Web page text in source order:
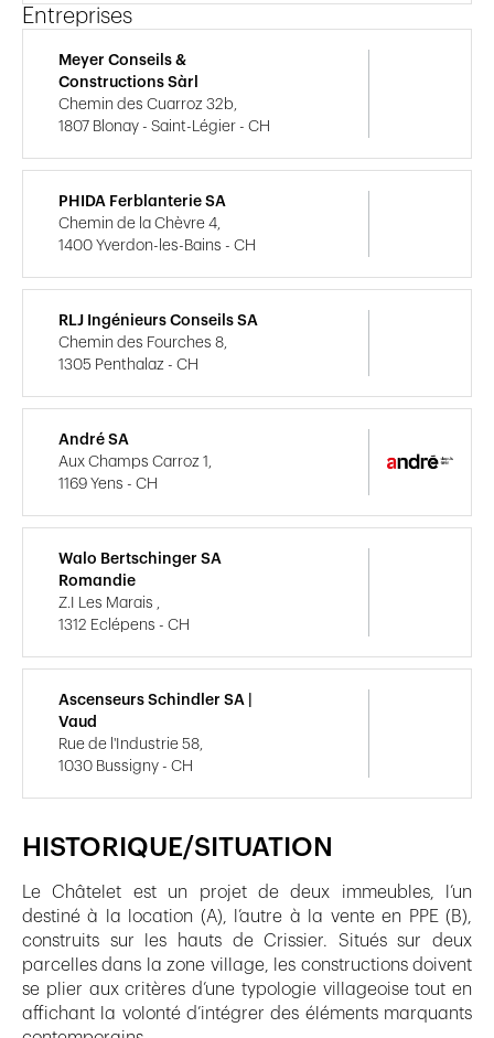
HISTORIQUE/SITUATION
Le Châtelet est un projet de deux immeubles, l’un
destiné à la location (A), l’autre à la vente en PPE (B),
construits sur les hauts de Crissier. Situés sur deux
parcelles dans la zone village, les constructions doivent
se plier aux critères d’une typologie villageoise tout en
affichant la volonté d’intégrer des éléments marquants
Entreprises
Meyer Conseils &
Constructions Sàrl
Chemin des Cuarroz 32b,
1807 Blonay - Saint-Légier - CH
PHIDA Ferblanterie SA
Chemin de la Chèvre 4,
1400 Yverdon-les-Bains - CH
RLJ Ingénieurs Conseils SA
Chemin des Fourches 8,
1305 Penthalaz - CH
André SA
Aux Champs Carroz 1,
1169 Yens - CH
Walo Bertschinger SA
Romandie
Z.I Les Marais ,
1312 Eclépens - CH
Ascenseurs Schindler SA |
Vaud
Rue de l'Industrie 58,
1030 Bussigny - CH